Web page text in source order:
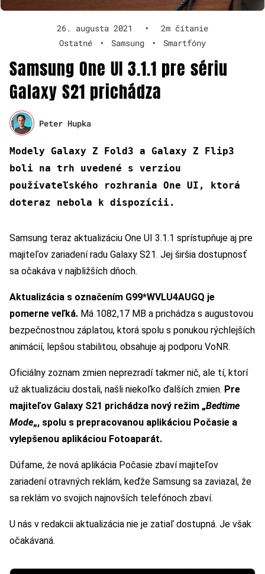
26. augusta 2021 •
2m čítanie
Ostatné
• Samsung • Smartfóny
Samsung One UI 3.1.1 pre sériu
Galaxy S21 prichádza
Peter Hupka
Modely Galaxy Z Fold3 a Galaxy Z Flip3
boli na trh uvedené s verziou
používateľského rozhrania One UI, ktorá
doteraz nebola k dispozícii.
Samsung teraz aktualizáciu One UI 3.1.1 sprístupňuje aj pre
majiteľov zariadení radu Galaxy S21. Jej širšia dostupnosť
sa očakáva v najbližších dňoch.
Aktualizácia s označením G99*WVLU4AUGQ je
pomerne veľká. Má 1082,17 MB a prichádza s augustovou
bezpečnostnou záplatou, ktorá spolu s ponukou rýchlejších
animácií, lepšou stabilitou, obsahuje aj podporu VoNR.
Oficiálny zoznam zmien neprezradí takmer nič, ale tí, ktorí
už aktualizáciu dostali, našli niekoľko ďalších zmien. Pre
majiteľov Galaxy S21 prichádza nový režim „Bedtime
Mode„, spolu s prepracovanou aplikáciou Počasie a
vylepšenou aplikáciou Fotoaparát.
Dúfame, že nová aplikácia Počasie zbaví majiteľov
zariadení otravných reklám, keďže Samsung sa zaviazal, že
sa reklám vo svojich najnovších telefónoch zbaví.
U nás v redakcii aktualizácia nie je zatiaľ dostupná. Je však
očakávaná.